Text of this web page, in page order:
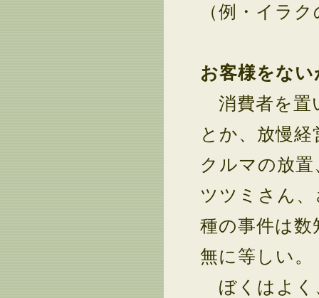
（例・イラ
お客様をな
消費者を置
とか、放慢
クルマの放
ツツミさん
種の事件は
無に等しい。
ぼくはよく